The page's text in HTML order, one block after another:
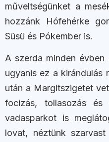
műveltségünket a
hozzánk Hófehérke
Süsü és Pókember is.
A szerda minden
ugyanis ez a kirándulás
után a Margitszigetet
focizás, tollasozás
vadasparkot is
lovat, néztünk